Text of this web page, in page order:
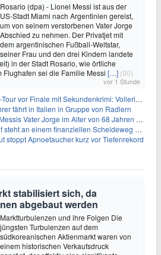
Rosario (dpa) - Lionel Messi ist aus der
US-Stadt Miami nach Argentinien gereist,
um von seinem verstorbenen Vater Jorge
Abschied zu nehmen. Der Privatjet mit
dem argentinischen Fußball-Weltstar,
seiner Frau und den drei Kindern landete
in der Stadt Rosario, wie örtliche
Flughafen sei die Familie Messi […] (00)
vor 1 Stunde
vor Finale mit Sekundenkrimi: Vollering in Gelb
fährt in Italien in Gruppe von Radlern
Vater Jorge im Alter von 68 Jahren gestorben
an einem finanziellen Scheideweg auf der Suche nach neuen Investitionen
stoppt Apnoetaucher kurz vor Tiefenrekord
stabilisiert sich, da
abgebaut werden
Marktturbulenzen und ihre Folgen Die
jüngsten Turbulenzen auf dem
südkoreanischen Aktienmarkt waren von
einem historischen Verkaufsdruck